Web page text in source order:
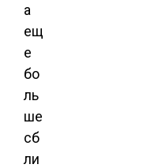
а
ещ
е
бо
ль
ше
сб
ли